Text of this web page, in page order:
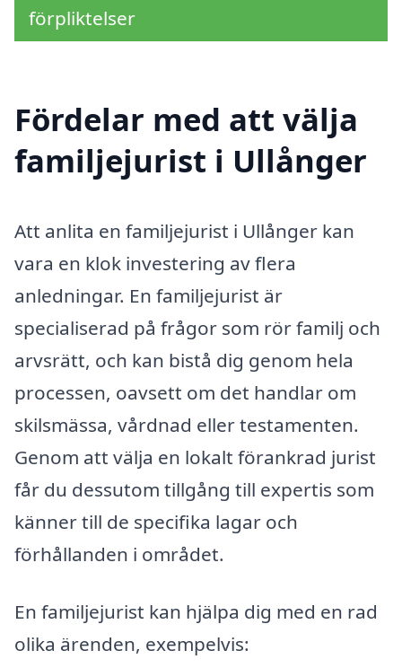
förpliktelser
Fördelar med att välja
familjejurist i Ullånger
Att anlita en familjejurist i Ullånger kan
vara en klok investering av flera
anledningar. En familjejurist är
specialiserad på frågor som rör familj och
arvsrätt, och kan bistå dig genom hela
processen, oavsett om det handlar om
skilsmässa, vårdnad eller testamenten.
Genom att välja en lokalt förankrad jurist
får du dessutom tillgång till expertis som
känner till de specifika lagar och
förhållanden i området.
En familjejurist kan hjälpa dig med en rad
olika ärenden, exempelvis: